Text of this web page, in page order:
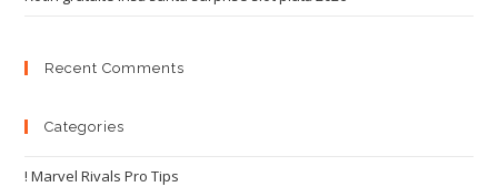
Recent Comments
Categories
! Marvel Rivals Pro Tips